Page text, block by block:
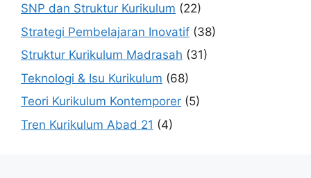
SNP dan Struktur Kurikulum (22)
Strategi Pembelajaran Inovatif (38)
Struktur Kurikulum Madrasah (31)
Teknologi & Isu Kurikulum (68)
Teori Kurikulum Kontemporer (5)
Tren Kurikulum Abad 21 (4)